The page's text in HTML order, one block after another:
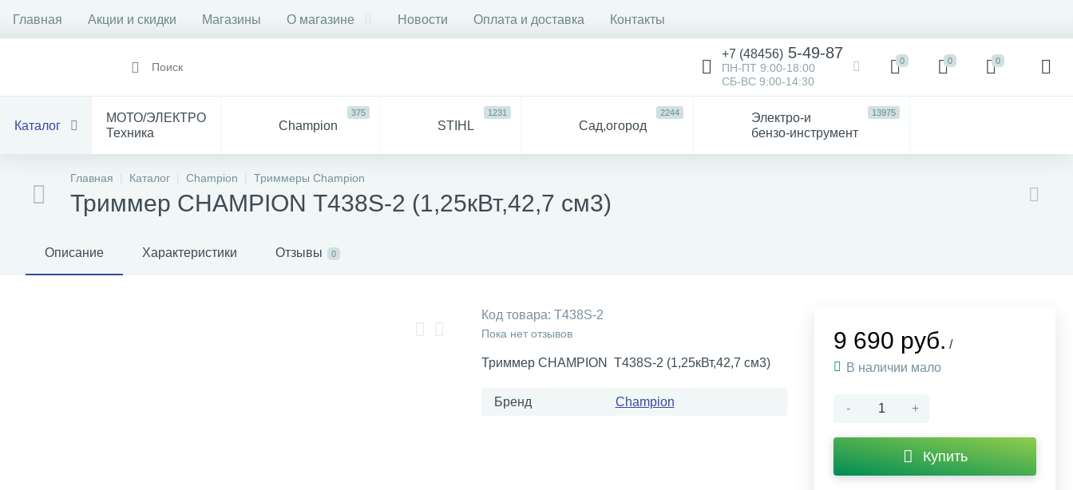
Главная Акции и скидки Магазины О магазине Новости Оплата и доставка Контакты
+7 (48456) 5-49-87
ПН-ПТ 9:00-18:00
СБ-ВС 9:00-14:30
0 0 0
Каталог
МОТО/ЭЛЕКТРО
Техника
Champion
375
STIHL
1231
Сад,огород
2244
Электро-и
бензо-инструмент
13975
Все
Инструмент
Главная Каталог Champion Триммеры Champion
Триммер CHAMPION Т438S-2 (1,25кВт,42,7 см3)
Описание Характеристики Отзывы 0
Код товара: Т438S-2
Пока нет отзывов
Триммер CHAMPION Т438S-2 (1,25кВт,42,7 см3)
Бренд Champion
9 690 руб. /
В наличии мало
- +
Купить